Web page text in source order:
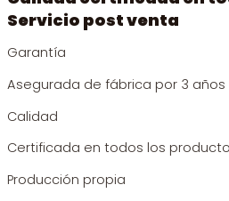
Servicio post venta
Garantía
Asegurada de fábrica por 3 años
Calidad
Certificada en todos los
Producción propia